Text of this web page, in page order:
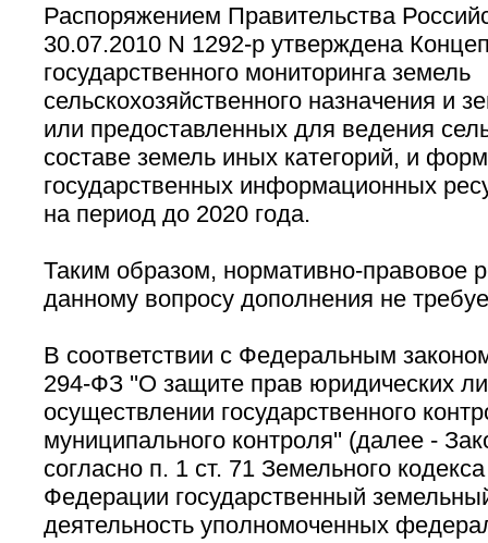
Распоряжением Правительства
30.07.2010 N 1292-р утверждена
государственного мониторинга земель
сельскохозяйственного назначения и
или предоставленных для ведения
составе земель иных категорий, и
государственных информационных
на период до 2020 года.
Таким образом, нормативно-правовое
данному вопросу дополнения не
В соответствии с Федеральным
294-ФЗ ''О защите прав юридических
осуществлении государственного
муниципального контроля'' (далее -
согласно п. 1 ст. 71 Земельного
Федерации государственный
деятельность уполномоченных